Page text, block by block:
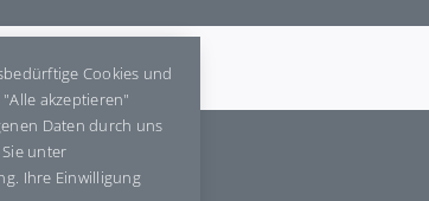
Platform!
Cookies und
akzeptieren"
Daten durch uns
unter
Ihre Einwilligung